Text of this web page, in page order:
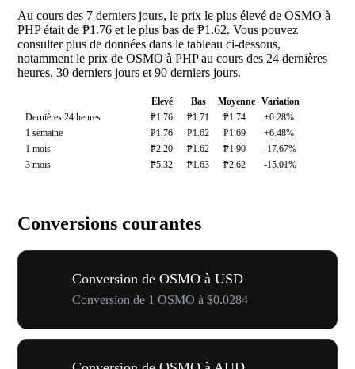
Au cours des 7 derniers jours, le prix le plus élevé de OSMO à
PHP était de ₱1.76 et le plus bas de ₱1.62. Vous pouvez
consulter plus de données dans le tableau ci-dessous,
notamment le prix de OSMO à PHP au cours des 24 dernières
heures, 30 derniers jours et 90 derniers jours.
Elevé Bas Moyenne Variation
Dernières 24 heures
₱1.76 ₱1.71 ₱1.74
+0.28%
1 semaine
₱1.76 ₱1.62 ₱1.69
+6.48%
1 mois
₱2.20 ₱1.62 ₱1.90
-17.67%
3 mois
₱5.32 ₱1.63 ₱2.62 -15.01%
Conversions courantes
Conversion de OSMO à USD
Conversion de 1 OSMO à $0.0284